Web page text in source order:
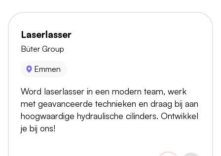
Laserlasser
Büter Group
Emmen
Word laserlasser in een modern team, werk
met geavanceerde technieken en draag bij aan
hoogwaardige hydraulische cilinders. Ontwikkel
je bij ons!